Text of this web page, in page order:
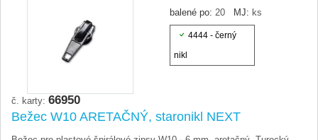
balené po: 20 MJ: ks
4444 - černý
nikl
č. karty: 66950
Bežec W10 ARETAČNÝ, staronikl NEXT